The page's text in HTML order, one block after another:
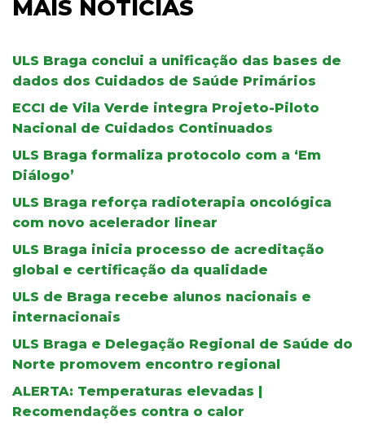
MAIS NOTÍCIAS
ULS Braga conclui a unificação das bases de
dados dos Cuidados de Saúde Primários
ECCI de Vila Verde integra Projeto-Piloto
Nacional de Cuidados Continuados
ULS Braga formaliza protocolo com a ‘Em
Diálogo’
ULS Braga reforça radioterapia oncológica
com novo acelerador linear
ULS Braga inicia processo de acreditação
global e certificação da qualidade
ULS de Braga recebe alunos nacionais e
internacionais
ULS Braga e Delegação Regional de Saúde do
Norte promovem encontro regional
ALERTA: Temperaturas elevadas |
Recomendações contra o calor